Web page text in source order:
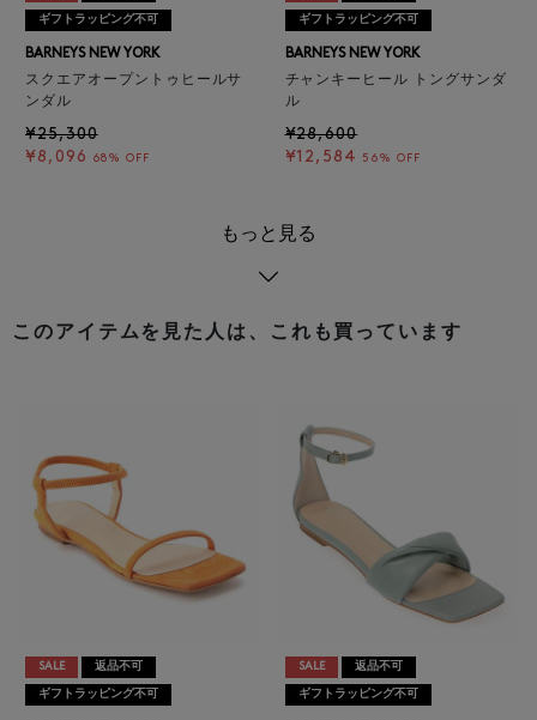
ギフトラッピング不可
BARNEYS NEW YORK
スクエアオープントゥヒールサ
ンダル
¥25,300
¥8,096
68% OFF
ギフトラッピング不可
BARNEYS NEW YORK
チャンキーヒール トングサンダ
ル
¥28,600
¥12,584
56% OFF
もっと見る
このアイテムを見た人は、これも買っています
SALE 返品不可
ギフトラッピング不可
SALE 返品不可
ギフトラッピング不可